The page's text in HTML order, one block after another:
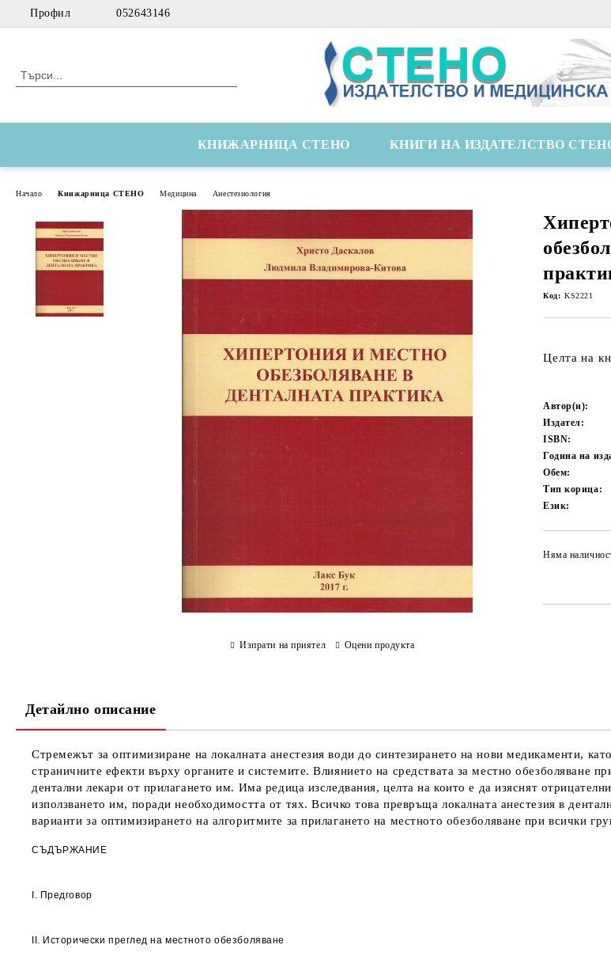
Профил 052643146
КНИЖАРНИЦА СТЕНО КНИГИ НА ИЗДАТЕЛСТВО
Начало Книжарница СТЕНО Медицина Анестезиология
Код: KS2221
Целта на
Автор(и):
Издател:
ISBN:
Година на
Обем:
Тип корица:
Език:
Няма
Изпрати на приятел Оцени продукта
Детайлно описание
Стремежът за оптимизиране на локалната анестезия води до синтезирането на нови медикаменти,
страничните ефекти върху органите и системите. Влиянието на средствата за местно обезболяване
дентални лекари от прилагането им. Има редица изследвания, целта на които е да изяснят
използването им, поради необходимостта от тях. Всичко това превръща локалната анестезия в
варианти за оптимизирането на алгоритмите за прилагането на местното обезболяване при всички
СЪДЪРЖАНИЕ
I. Предговор
II. Исторически преглед на местното обезболяване